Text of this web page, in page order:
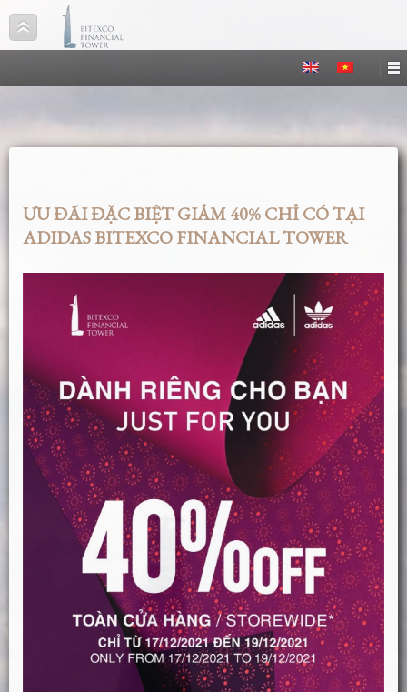
ƯU ĐÃI ĐẶC BIỆT GIẢM 40% CHỈ CÓ TẠI
ADIDAS BITEXCO FINANCIAL TOWER